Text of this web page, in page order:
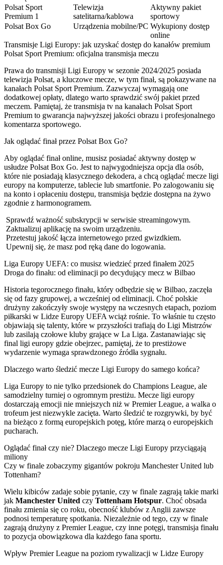
Polsat Sport
Premium 1
Telewizja
satelitarna/kablowa
Aktywny pakiet
sportowy
Polsat Box Go
Urządzenia mobilne/PC Wykupiony dostęp
online
Transmisje Ligi Europy: jak uzyskać dostęp do kanałów premium
Polsat Sport Premium: oficjalna transmisja meczu
Prawa do transmisji Ligi Europy w sezonie 2024/2025 posiada
telewizja Polsat, a kluczowe mecze, w tym finał, są pokazywane na
kanałach Polsat Sport Premium. Zazwyczaj wymagają one
dodatkowej opłaty, dlatego warto sprawdzić swój pakiet przed
meczem. Pamiętaj, że transmisja tv na kanałach Polsat Sport
Premium to gwarancja najwyższej jakości obrazu i profesjonalnego
komentarza sportowego.
Jak oglądać finał przez Polsat Box Go?
Aby oglądać finał online, musisz posiadać aktywny dostęp w
usłudze Polsat Box Go. Jest to najwygodniejsza opcja dla osób,
które nie posiadają klasycznego dekodera, a chcą oglądać mecze ligi
europy na komputerze, tablecie lub smartfonie. Po zalogowaniu się
na konto i opłaceniu dostępu, transmisja będzie dostępna na żywo
zgodnie z harmonogramem.
Sprawdź ważność subskrypcji w serwisie streamingowym.
Zaktualizuj aplikację na swoim urządzeniu.
Przetestuj jakość łącza internetowego przed gwizdkiem.
Upewnij się, że masz pod ręką dane do logowania.
Liga Europy UEFA: co musisz wiedzieć przed finałem 2025
Droga do finału: od eliminacji po decydujący mecz w Bilbao
Historia tegorocznego finału, który odbędzie się w Bilbao, zaczęła
się od fazy grupowej, a wcześniej od eliminacji. Choć polskie
drużyny zakończyły swoje występy na wczesnych etapach, poziom
piłkarski w Lidze Europy UEFA wciąż rośnie. To właśnie tu często
objawiają się talenty, które w przyszłości trafiają do Ligi Mistrzów
lub zasilają czołowe kluby grające w La Liga. Zastanawiając się
final ligi europy gdzie obejrzec, pamiętaj, że to prestiżowe
wydarzenie wymaga sprawdzonego źródła sygnału.
Dlaczego warto śledzić mecze Ligi Europy do samego końca?
Liga Europy to nie tylko przedsionek do Champions League, ale
samodzielny turniej o ogromnym prestiżu. Mecze ligi europy
dostarczają emocji nie mniejszych niż w Premier League, a walka o
trofeum jest niezwykle zacięta. Warto śledzić te rozgrywki, by być
na bieżąco z formą europejskich potęg, które marzą o europejskich
pucharach.
Oglądać finał czy nie? Dlaczego mecze Ligi Europy przyciągają
miliony
Czy w finale zobaczymy gigantów pokroju Manchester United lub
Tottenham?
Wielu kibiców zadaje sobie pytanie, czy w finale zagrają takie marki
jak Manchester United czy Tottenham Hotspur. Choć obsada
finału zmienia się co roku, obecność klubów z Anglii zawsze
podnosi temperaturę spotkania. Niezależnie od tego, czy w finale
zagrają drużyny z Premier League, czy inne potęgi, transmisja finału
to pozycja obowiązkowa dla każdego fana sportu.
Wpływ Premier League na poziom rywalizacji w Lidze Europy